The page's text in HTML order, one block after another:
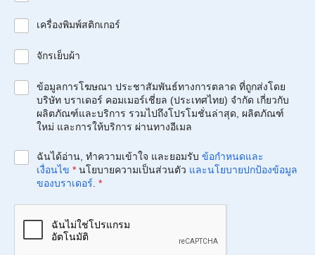
เครื่องพิมพ์สติกเกอร์
จักรเย็บผ้า
ข้อมูลการโฆษณา ประชาสัมพันธ์ทางการตลาด ที่ถูกส่งโดย
บริษัท บราเดอร์ คอมเมอร์เชี่ยล (ประเทศไทย) จำกัด เกี่ยวกับ
ผลิตภัณฑ์และบริการ รวมไปถึงโปรโมชั่นล่าสุด, ผลิตภัณฑ์
ใหม่ และการให้บริการ ผ่านทางอีเมล
ฉันได้อ่าน, ทำความเข้าใจ และยอมรับ ข้อกำหนดและ
เงื่อนไข * นโยบายความเป็นส่วนตัว และนโยบายปกป้องข้อมูล
ของบราเดอร์ *